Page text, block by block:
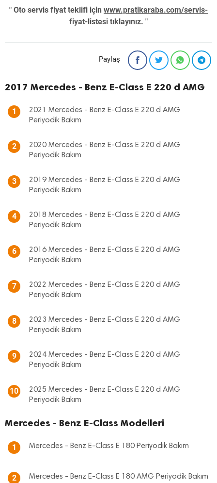
" Oto servis fiyat teklifi için www.pratikaraba.com/servis-
fiyat-listesi tıklayınız. "
Paylaş
2017 Mercedes - Benz E-Class E 220 d AMG
1
2021 Mercedes - Benz E-Class E 220 d AMG
Periyodik Bakım
2
2020 Mercedes - Benz E-Class E 220 d AMG
Periyodik Bakım
3
2019 Mercedes - Benz E-Class E 220 d AMG
Periyodik Bakım
4
2018 Mercedes - Benz E-Class E 220 d AMG
Periyodik Bakım
6
2016 Mercedes - Benz E-Class E 220 d AMG
Periyodik Bakım
7
2022 Mercedes - Benz E-Class E 220 d AMG
Periyodik Bakım
8
2023 Mercedes - Benz E-Class E 220 d AMG
Periyodik Bakım
9
2024 Mercedes - Benz E-Class E 220 d AMG
Periyodik Bakım
10
2025 Mercedes - Benz E-Class E 220 d AMG
Periyodik Bakım
Mercedes - Benz E-Class Modelleri
1 Mercedes - Benz E-Class E 180 Periyodik Bakım
2 Mercedes - Benz E-Class E 180 AMG Periyodik Bakım